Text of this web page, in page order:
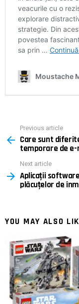
more
Previous article
Care sunt
temporare de e-
Next article
Aplicații
plăcuțelor de
YOU MAY ALSO